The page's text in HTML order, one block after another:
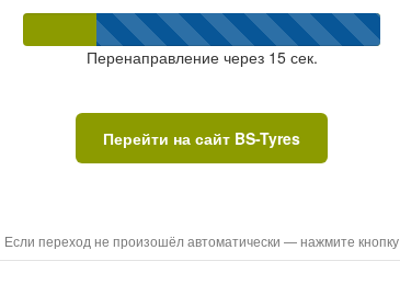
Перенаправление через 15сек.
Перейти на сайт BS-Tyres
Если переход не произошёл автоматически — нажмите кнопку